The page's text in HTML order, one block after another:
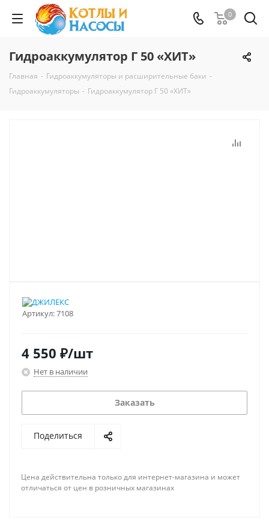
0
Гидроаккумулятор Г 50 «ХИТ»
Главная - Гидроаккумуляторы и расширительные баки -
Гидроаккумуляторы - Гидроаккумулятор Г 50 «ХИТ»
Артикул:7108
4 550 ₽/шт
Нет в наличии
Заказать
Поделиться
Цена действительна только для интернет-магазина и может
отличаться от цен в розничных магазинах